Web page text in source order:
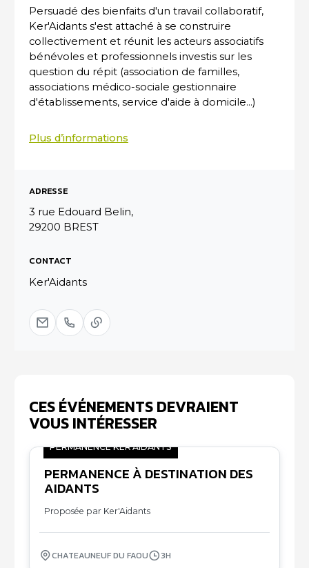
Persuadé des bienfaits d'un travail collaboratif,
Ker'Aidants s'est attaché à se construire
collectivement et réunit les acteurs associatifs
bénévoles et professionnels investis sur les
question du répit (association de familles,
associations médico-sociale gestionnaire
d'établissements, service d'aide à domicile...)
Plus d’informations
ADRESSE
3 rue Edouard Belin,
29200 BREST
CONTACT
Ker'Aidants
CES ÉVÉNEMENTS DEVRAIENT
VOUS INTÉRESSER
09
10
PERMANENCE KER'AIDANTS
PERMANENCE À DESTINATION DES
AIDANTS
Proposée par Ker'Aidants
CHATEAUNEUF DU FAOU 3H